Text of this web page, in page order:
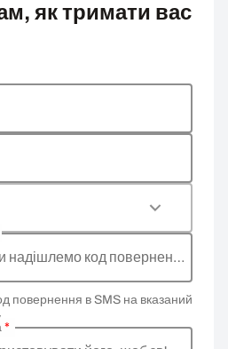
як тримати вас
дані
надішлемо код повернення
повернення в SMS на вказаний
*